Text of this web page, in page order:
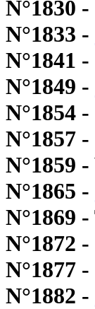
N°1830
N°1833 -
N°1841
N°1849 -
N°1854
N°1857
N°1859
N°1865 -
N°1869
N°1872
N°1877
N°1882 -